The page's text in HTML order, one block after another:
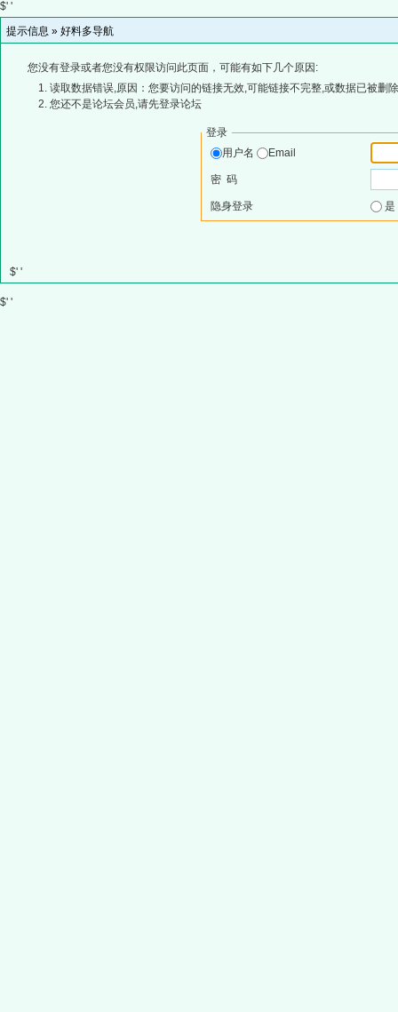
$' '
提示信息 » 好料多导航
您没有登录或者您没有权限访问此页面，可能有如下几个原因:
读取数据错误,原因：您要访问的链接无效,可能链接不完整,或数据已被删
您还不是论坛会员,请先登录论坛
登录
用户名
Email
密 码
隐身登录
$' '
$' '